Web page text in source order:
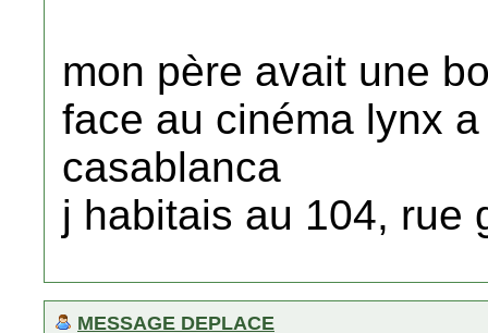
mon père avait une
face au cinéma lynx
casablanca
j habitais au 104, rue
MESSAGE DEPLACE